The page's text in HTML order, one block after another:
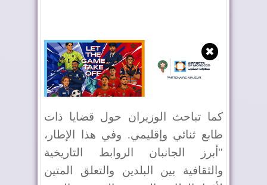
✖
كما تباحث الوزيران حول قضايا ذات
طابع ثنائي وإقليمي. وفي هذا الإطار،
"أبرز الجانبان الروابط التاريخية
والثقافية بين البلدين والتعلق المتين